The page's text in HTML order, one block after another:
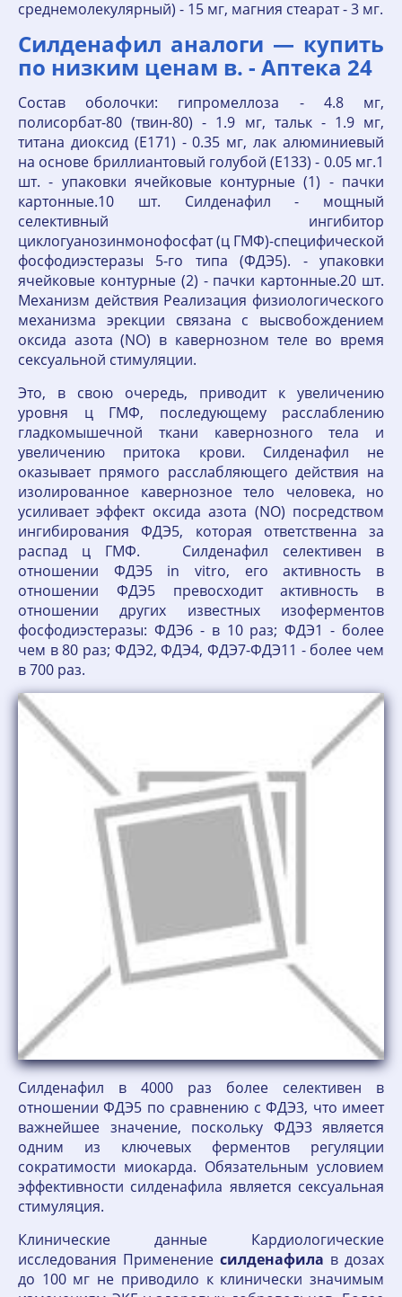
среднемолекулярный) - 15 мг, магния стеарат - 3 мг.
Силденафил аналоги — купить
по низким ценам в. - Аптека 24
Состав оболочки: гипромеллоза - 4.8 мг,
полисорбат-80 (твин-80) - 1.9 мг, тальк - 1.9 мг,
титана диоксид (E171) - 0.35 мг, лак алюминиевый
на основе бриллиантовый голубой (E133) - 0.05 мг.1
шт. - упаковки ячейковые контурные (1) - пачки
картонные.10 шт. Силденафил - мощный
селективный ингибитор
циклогуанозинмонофосфат (ц ГМФ)-специфической
фосфодиэстеразы 5-го типа (ФДЭ5). - упаковки
ячейковые контурные (2) - пачки картонные.20 шт.
Механизм действия Реализация физиологического
механизма эрекции связана с высвобождением
оксида азота (NO) в кавернозном теле во время
сексуальной стимуляции.
Это, в свою очередь, приводит к увеличению
уровня ц ГМФ, последующему расслаблению
гладкомышечной ткани кавернозного тела и
увеличению притока крови. Силденафил не
оказывает прямого расслабляющего действия на
изолированное кавернозное тело человека, но
усиливает эффект оксида азота (NO) посредством
ингибирования ФДЭ5, которая ответственна за
распад ц ГМФ. Силденафил селективен в
отношении ФДЭ5 in vitro, его активность в
отношении ФДЭ5 превосходит активность в
отношении других известных изоферментов
фосфодиэстеразы: ФДЭ6 - в 10 раз; ФДЭ1 - более
чем в 80 раз; ФДЭ2, ФДЭ4, ФДЭ7-ФДЭ11 - более чем
в 700 раз.
Силденафил в 4000 раз более селективен в
отношении ФДЭ5 по сравнению с ФДЭ3, что имеет
важнейшее значение, поскольку ФДЭ3 является
одним из ключевых ферментов регуляции
сократимости миокарда. Обязательным условием
эффективности силденафила является сексуальная
стимуляция.
Клинические данные Кардиологические
исследования Применение силденафила в дозах
до 100 мг не приводило к клинически значимым